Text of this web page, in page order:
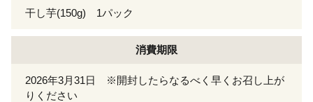
干し芋(150g) 1パック
消費期限
2026年3月31日 ※開封したらなるべく早くお召し上が
りください